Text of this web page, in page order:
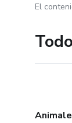
El